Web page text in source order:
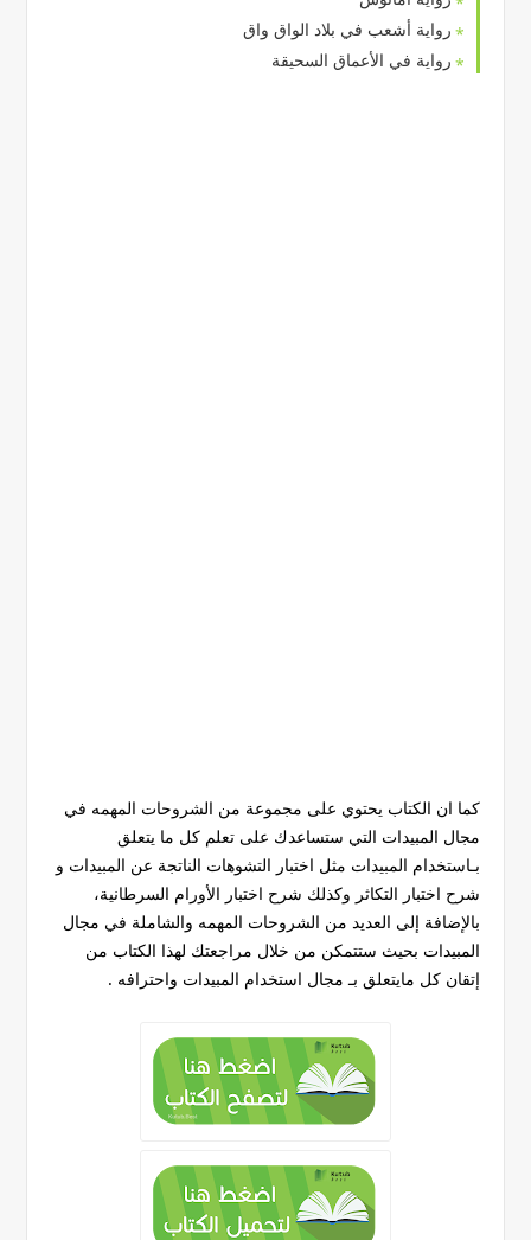
رواية أشعب في بلاد الواق واق
رواية في الأعماق السحيقة
كما ان الكتاب يحتوي على مجموعة من الشروحات المهمه في
مجال المبيدات التي ستساعدك على تعلم كل ما يتعلق
بـاستخدام المبيدات مثل اختبار التشوهات الناتجة عن المبيدات و
شرح اختبار التكاثر وكذلك شرح اختبار الأورام السرطانية،
بالإضافة إلى العديد من الشروحات المهمه والشاملة في مجال
المبيدات بحيث ستتمكن من خلال مراجعتك لهذا الكتاب من
إتقان كل مايتعلق بـ مجال استخدام المبيدات واحترافه .